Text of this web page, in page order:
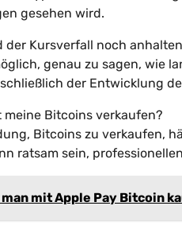
gesehen wird.
der Kursverfall noch
genau zu sagen, wie
der Entwicklung
meine Bitcoins verkaufen?
Bitcoins zu verkaufen,
ratsam sein,
man mit Apple Pay Bitcoin